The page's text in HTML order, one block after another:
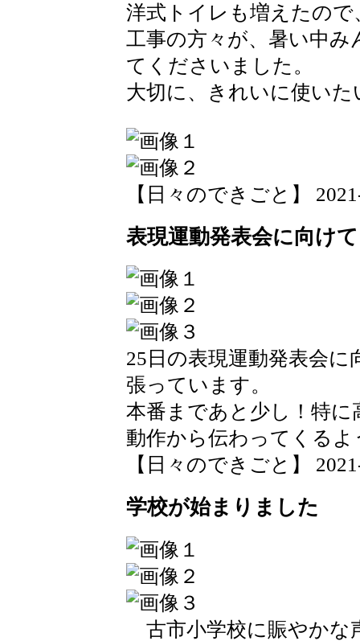
洋式トイレも増えたの
工事の方々が、暑い中
てくださいました。
大切に、きれいに使いた
【日々のできごと】
表現運動発表会に向けて
25日の表現運動発表会
張っています。
本番まであと少し！特
動作から伝わってくるよ
【日々のできごと】
学校が始まりました
古市小学校に賑やかな